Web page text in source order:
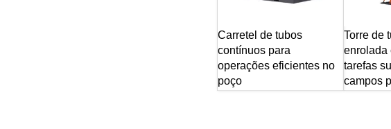
Carretel de tubos
contínuos para
operações eficientes no
poço
Torre de
enrolada
tarefas
campos